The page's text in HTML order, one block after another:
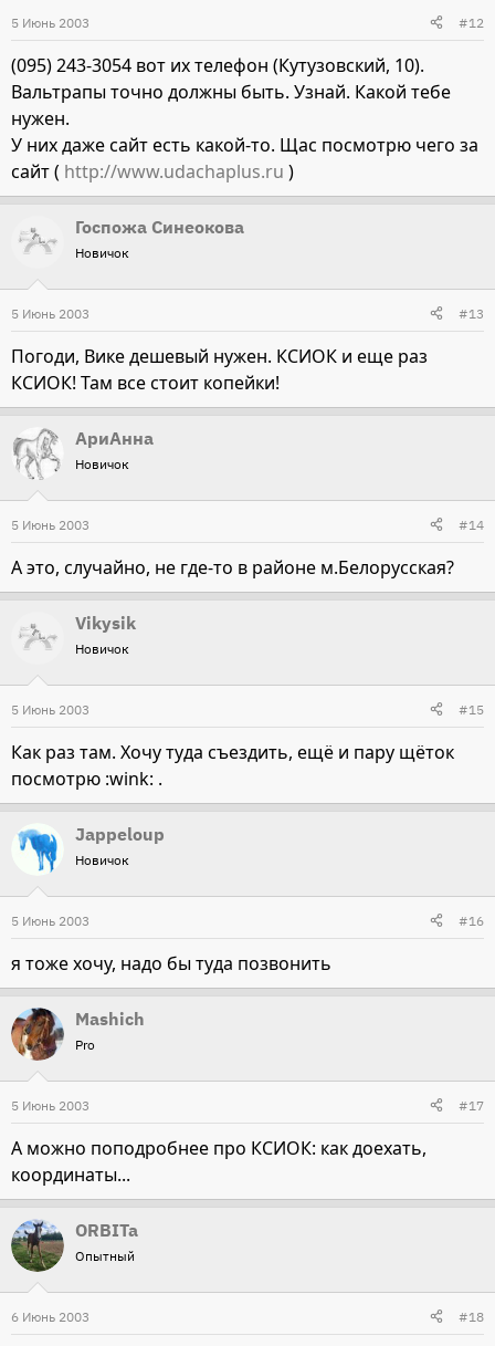
5 Июнь 2003 #12
(095) 243-3054 вот их телефон (Кутузовский, 10).
Вальтрапы точно должны быть. Узнай. Какой тебе
нужен.
У них даже сайт есть какой-то. Щас посмотрю чего за
сайт ( http://www.udachaplus.ru )
Госпожа Синеокова
Новичок
5 Июнь 2003 #13
Погоди, Вике дешевый нужен. КСИОК и еще раз
КСИОК! Там все стоит копейки!
АриАнна
Новичок
5 Июнь 2003 #14
А это, случайно, не где-то в районе м.Белорусская?
Vikysik
Новичок
5 Июнь 2003 #15
Как раз там. Хочу туда съездить, ещё и пару щёток
посмотрю :wink: .
Jappeloup
Новичок
5 Июнь 2003 #16
я тоже хочу, надо бы туда позвонить
Mashich
Pro
5 Июнь 2003 #17
А можно поподробнее про КСИОК: как доехать,
координаты...
ORBITa
Опытный
6 Июнь 2003 #18